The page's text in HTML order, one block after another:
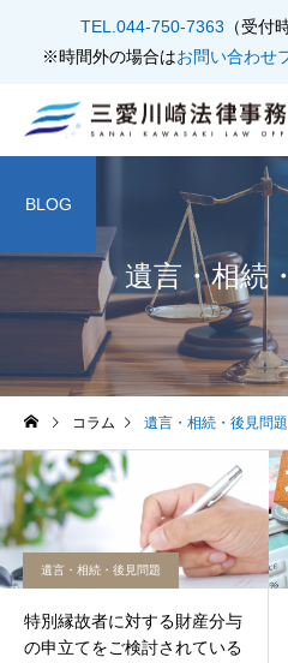
TEL.044-750-7363 （受付
※時間外の場合はお問い合わせ
不動産問題
借金・債務整理
遺言・相続
BLOG
コラム 遺言・相続・後見問題
遺言・相続・後見問題
特別縁故者に対する財産分与
の申立てをご検討されている